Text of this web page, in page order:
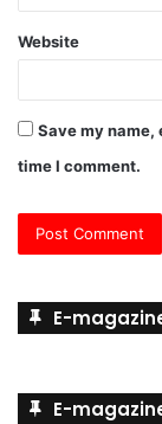
Website
Save my name,
time I comment.
E-
E-